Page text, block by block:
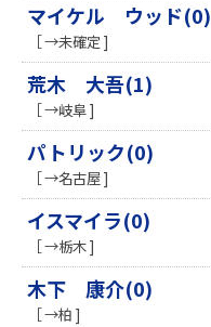
マイケル ウッド(0)
［ →未確定 ]
荒木 大吾(1)
［ →岐阜 ]
パトリック(0)
［ →名古屋 ]
イスマイラ(0)
［ →栃木 ]
木下 康介(0)
［ →柏 ]